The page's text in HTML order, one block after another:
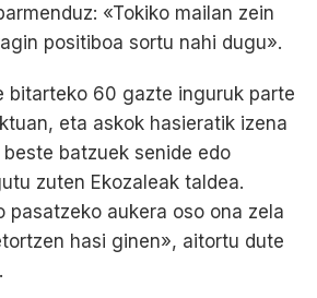
«Tokiko mailan zein
positiboa sortu nahi dugu».
bitarteko 60 gazte inguruk parte
eta askok hasieratik izena
batzuek senide edo
zuten Ekozaleak taldea.
pasatzeko aukera oso ona zela
hasi ginen», aitortu dute